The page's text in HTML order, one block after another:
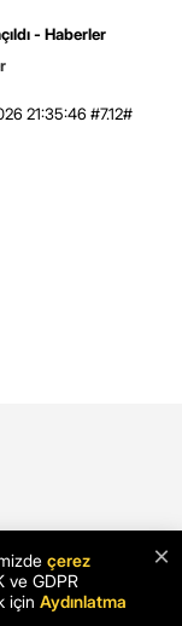
- Haberler
21:35:46 #7.12#
×
çerez
ve GDPR
için Aydınlatma